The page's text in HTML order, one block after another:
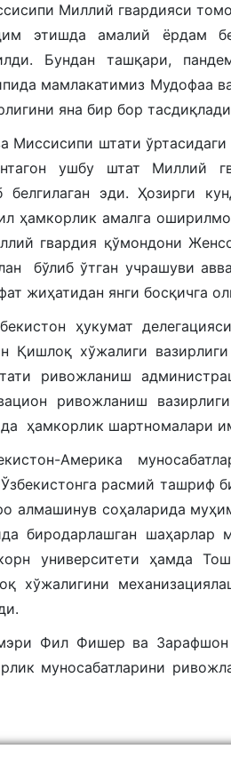
Миллий гвардияси
этишда амалий ёрдам
Бундан ташқари,
мамлакатимиз Мудофаа
яна бир бор
Миссисипи штати
ушбу штат Миллий
белгилаган эди. Ҳозирги
ҳамкорлик амалга
гвардия қўмондони
бўлиб ўтган учрашуви
жиҳатидан янги босқичга
ҳукумат
Қишлоқ хўжалиги
ривожланиш
ривожланиш
ҳамкорлик шартномалари
Америка
расмий ташриф
алмашинув соҳаларида
биродарлашган шаҳарлар
университети ҳамда
хўжалигини
Фил Фишер ва
муносабатларини